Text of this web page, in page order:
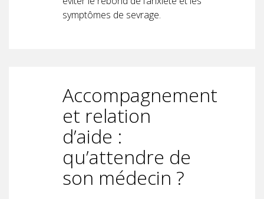
symptômes de sevrage.
Accompagnement
et relation
d’aide :
qu’attendre de
son médecin ?